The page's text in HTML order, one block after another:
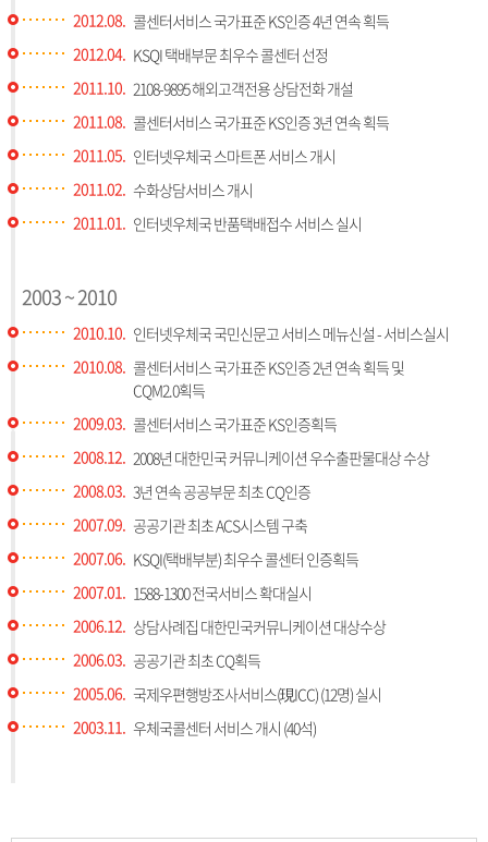
2012.08. 콜센터서비스 국가표준 KS인증 4년 연속 획득
2012.04. KSQI 택배부문 최우수 콜센터 선정
2011.10. 2108-9895 해외고객전용 상담전화 개설
2011.08. 콜센터서비스 국가표준 KS인증 3년 연속 획득
2011.05. 인터넷우체국 스마트폰 서비스 개시
2011.02. 수화상담서비스 개시
2011.01. 인터넷우체국 반품택배접수 서비스 실시
2003 ~ 2010
2010.10. 인터넷우체국 국민신문고 서비스 메뉴신설 - 서비스실시
2010.08. 콜센터서비스 국가표준 KS인증 2년 연속 획득 및
CQM2.0획득
2009.03. 콜센터서비스 국가표준 KS인증획득
2008.12. 2008년 대한민국 커뮤니케이션 우수출판물대상 수상
2008.03. 3년 연속 공공부문 최초 CQ인증
2007.09. 공공기관 최초 ACS시스템 구축
2007.06. KSQI(택배부분) 최우수 콜센터 인증획득
2007.01. 1588-1300 전국서비스 확대실시
2006.12. 상담사례집 대한민국커뮤니케이션 대상수상
2006.03. 공공기관 최초 CQ획득
2005.06. 국제우편행방조사서비스(現ICC) (12명) 실시
2003.11. 우체국콜센터 서비스 개시 (40석)